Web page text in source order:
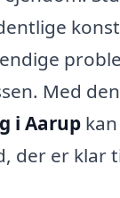
Med
i Aarup
der er klar